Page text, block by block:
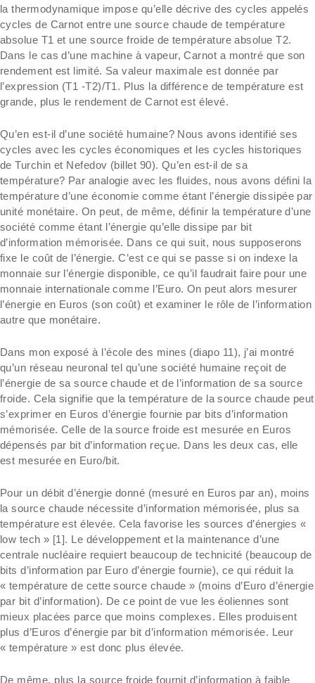
la thermodynamique impose qu’elle décrive des cycles appelés
cycles de Carnot entre une source chaude de température
absolue T1 et une source froide de température absolue T2.
Dans le cas d’une machine à vapeur, Carnot a montré que son
rendement est limité. Sa valeur maximale est donnée par
l’expression (T1 -T2)/T1. Plus la différence de température est
grande, plus le rendement de Carnot est élevé.
Qu’en est-il d’une société humaine? Nous avons identifié ses
cycles avec les cycles économiques et les cycles historiques
de Turchin et Nefedov (billet 90). Qu’en est-il de sa
température? Par analogie avec les fluides, nous avons défini la
température d’une économie comme étant l’énergie dissipée par
unité monétaire. On peut, de même, définir la température d’une
société comme étant l’énergie qu’elle dissipe par bit
d’information mémorisée. Dans ce qui suit, nous supposerons
fixe le coût de l’énergie. C’est ce qui se passe si on indexe la
monnaie sur l’énergie disponible, ce qu’il faudrait faire pour une
monnaie internationale comme l’Euro. On peut alors mesurer
l’énergie en Euros (son coût) et examiner le rôle de l’information
autre que monétaire.
Dans mon exposé à l’école des mines (diapo 11), j’ai montré
qu’un réseau neuronal tel qu’une société humaine reçoit de
l’énergie de sa source chaude et de l’information de sa source
froide. Cela signifie que la température de la source chaude peut
s’exprimer en Euros d’énergie fournie par bits d’information
mémorisée. Celle de la source froide est mesurée en Euros
dépensés par bit d’information reçue. Dans les deux cas, elle
est mesurée en Euro/bit.
Pour un débit d’énergie donné (mesuré en Euros par an), moins
la source chaude nécessite d’information mémorisée, plus sa
température est élevée. Cela favorise les sources d’énergies «
low tech » [1]. Le développement et la maintenance d’une
centrale nucléaire requiert beaucoup de technicité (beaucoup de
bits d’information par Euro d’énergie fournie), ce qui réduit la
« température de cette source chaude » (moins d’Euro d’énergie
par bit d’information). De ce point de vue les éoliennes sont
mieux placées parce que moins complexes. Elles produisent
plus d’Euros d’énergie par bit d’information mémorisée. Leur
« température » est donc plus élevée.
De même, plus la source froide fournit d’information à faible